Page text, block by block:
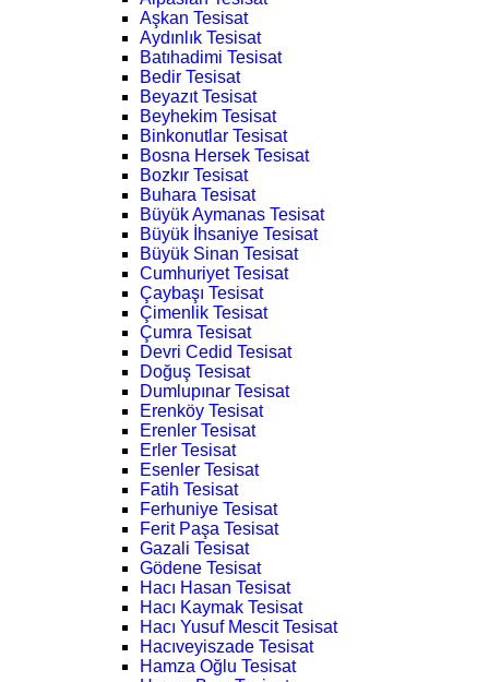
Aşkan Tesisat
Aydınlık Tesisat
Batıhadimi Tesisat
Bedir Tesisat
Beyazıt Tesisat
Beyhekim Tesisat
Binkonutlar Tesisat
Bosna Hersek Tesisat
Bozkır Tesisat
Buhara Tesisat
Büyük Aymanas Tesisat
Büyük İhsaniye Tesisat
Büyük Sinan Tesisat
Cumhuriyet Tesisat
Çaybaşı Tesisat
Çimenlik Tesisat
Çumra Tesisat
Devri Cedid Tesisat
Doğuş Tesisat
Dumlupınar Tesisat
Erenköy Tesisat
Erenler Tesisat
Erler Tesisat
Esenler Tesisat
Fatih Tesisat
Ferhuniye Tesisat
Ferit Paşa Tesisat
Gazali Tesisat
Gödene Tesisat
Hacı Hasan Tesisat
Hacı Kaymak Tesisat
Hacı Yusuf Mescit Tesisat
Hacıveyiszade Tesisat
Hamza Oğlu Tesisat